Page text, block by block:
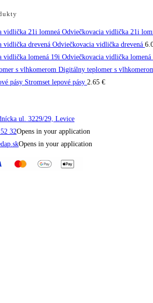
Odviečkovacia vidlička 21i
Odviečkovacia vidlička drevená
Odviečkovacia vidlička lomená
Digitálny teplomer s
Stromset lepové pásy 2.65 €
ul. 3229/29, Levice
32Opens in your application
Opens in your application